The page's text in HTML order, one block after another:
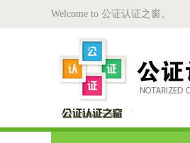
Welcome to 公证认证之窗。